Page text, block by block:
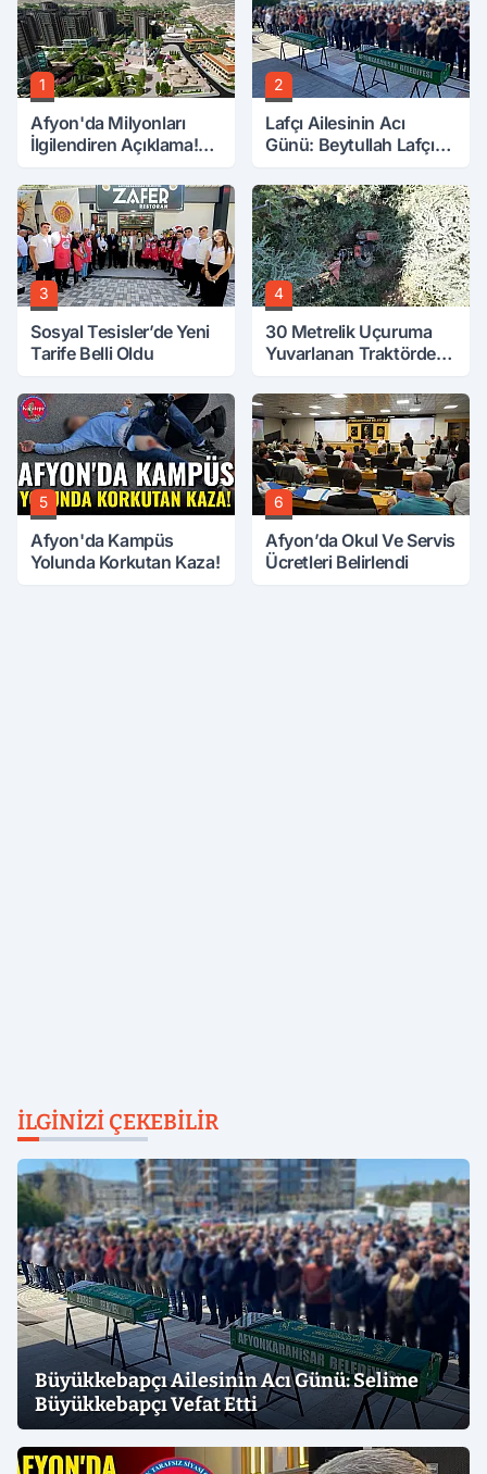
1
Afyon'da Milyonları
İlgilendiren Açıklama!
2
Lafçı Ailesinin Acı
Günü: Beytullah Lafçı
3
Sosyal Tesisler’de Yeni
Tarife Belli Oldu
4
30 Metrelik Uçuruma
Yuvarlanan Traktörden
5
Afyon'da Kampüs
Yolunda Korkutan Kaza!
6
Afyon’da Okul Ve Servis
Ücretleri Belirlendi
İLGINIZI ÇEKEBILIR
Büyükkebapçı Ailesinin Acı Günü: Selime
Büyükkebapçı Vefat Etti